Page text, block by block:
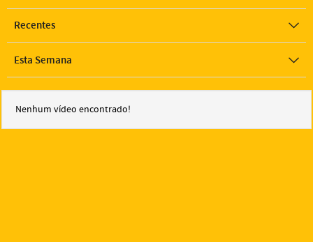
Recentes
Esta Semana
Nenhum vídeo encontrado!